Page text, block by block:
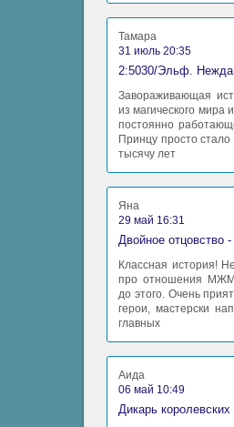
Тамара
31 июль 20:35
Завораживающая
из магического мира
постоянно
Принцу просто стало
тысячу лет
Яна
29 май 16:31
Двойное отцовство
Классная история!
про отношения
до этого. Очень
герои, мастерски
главных
Аида
06 май 10:49